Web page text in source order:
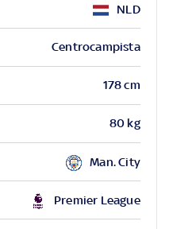
NLD
Centrocampista
178 cm
80 kg
Man. City
Premier League